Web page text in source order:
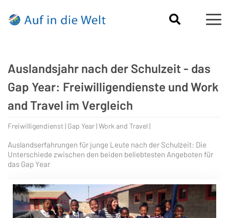
Auslandsjahr nach der Schulzeit - das
Gap Year: Freiwilligendienste und Work
and Travel im Vergleich
Freiwilligendienst | Gap Year | Work and Travel |
Auslandserfahrungen für junge Leute nach der Schulzeit: Die
Unterschiede zwischen den beiden beliebtesten Angeboten für
das Gap Year